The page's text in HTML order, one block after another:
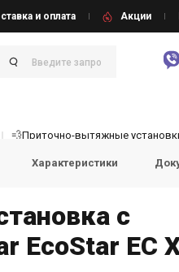
и оплата Акции
💨Приточно-вытяжные
Характеристики
с
EcoStar EC